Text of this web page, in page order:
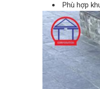
Phù hợp